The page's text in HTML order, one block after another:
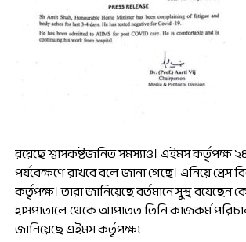
রয়েছে শ্বাসকষ্টজনিত সমস্যাও। এইমস কর্তৃপক্ষ
পর্যবেক্ষণে রাখবে বলে জানা গেছে। এনিয়ে প্রেস
কর্তৃপক্ষ। তারা জানিয়েছে বর্তমানে সুস্থ রয়েছেন
হাসপাতালে থেকে আপাতত তিনি কাজকর্ম
জানিয়েছে এইমস কর্তৃপক্ষ৷